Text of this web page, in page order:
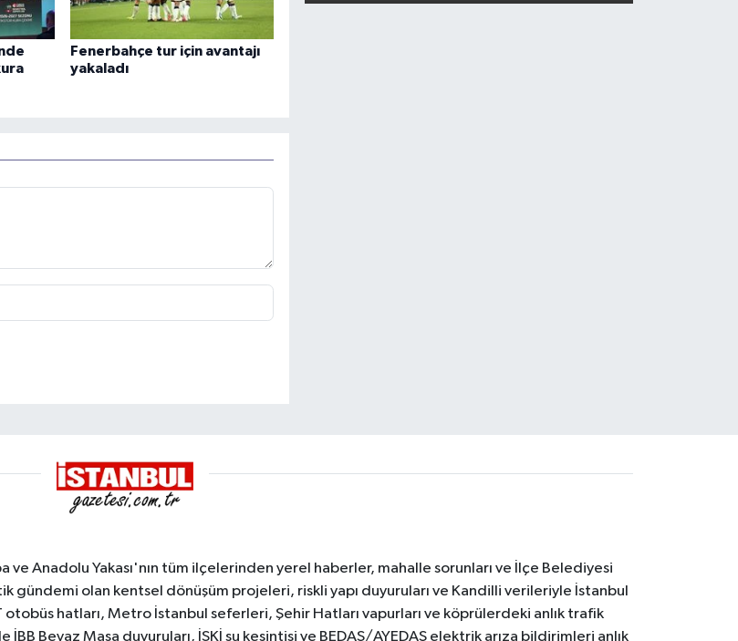
Fenerbahçe tur için avantajı
yakaladı
ve Anadolu Yakası'nın tüm ilçelerinden yerel haberler, mahalle sorunları ve İlçe Belediyesi
gündemi olan kentsel dönüşüm projeleri, riskli yapı duyuruları ve Kandilli verileriyle İstanbul
hatları, Metro İstanbul seferleri, Şehir Hatları vapurları ve köprülerdeki anlık trafik
Beyaz Masa duyuruları, İSKİ su kesintisi ve BEDAŞ/AYEDAŞ elektrik arıza bildirimleri anlık